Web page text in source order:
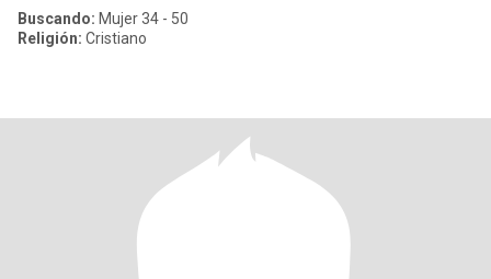
Buscando: Mujer 34 - 50
Religión: Cristiano